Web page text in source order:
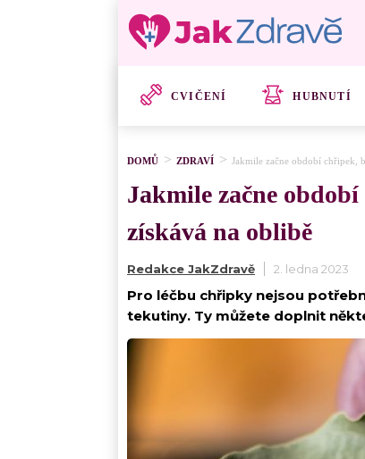
CVIČENÍ HUBNUTÍ
DOMŮ ZDRAVÍ Jakmile začne období chřipek,
Jakmile začne
získává na oblibě
Redakce JakZdravě 2. ledna 2023
Pro léčbu chřipky nejsou
tekutiny. Ty můžete doplnit